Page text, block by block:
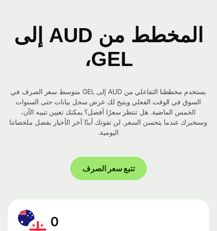
المخطط من AUD إلى
GEL،
يستخدم مخططنا التفاعلي من AUD إلى GEL متوسط ​​سعر الصرف في
السوق في الوقت الفعلي ويتيح لك عرض سجل بيانات حتى السنوات
الخمس الماضية. هل تنتظر سعرًا أفضل؟ يمكنك تعيين تنبيه الآن،
وسنخبرك عندما يتحسن السعر. لن تفوتك أبدًا آخر الأخبار بفضل ملخصاتنا
اليومية.
تتبع سعر الصرف